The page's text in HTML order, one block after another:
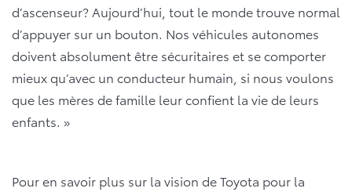
d’ascenseur? Aujourd’hui, tout le monde trouve normal
d’appuyer sur un bouton. Nos véhicules autonomes
doivent absolument être sécuritaires et se comporter
mieux qu’avec un conducteur humain, si nous voulons
que les mères de famille leur confient la vie de leurs
enfants. »
Pour en savoir plus sur la vision de Toyota pour la